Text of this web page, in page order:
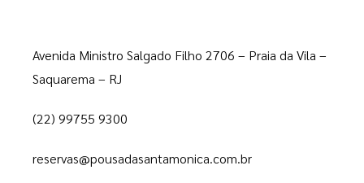
Avenida Ministro Salgado Filho 2706 – Praia da Vila –
Saquarema – RJ
(22) 99755 9300
reservas@pousadasantamonica.com.br